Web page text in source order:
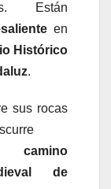
Están
en
Histórico
.
sus rocas
camino
de